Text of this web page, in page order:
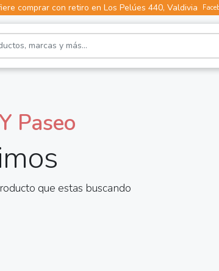
comprar con retiro en Los Pelúes 440, Valdivia
Paseo
que estas buscando